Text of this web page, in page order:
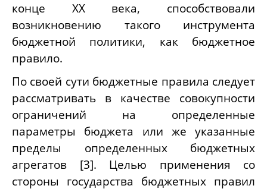
конце ХХ века, способствовали
возникновению такого инструмента
бюджетной политики, как бюджетное
правило.
По своей сути бюджетные правила следует
рассматривать в качестве совокупности
ограничений на определенные
параметры бюджета или же указанные
пределы определенных бюджетных
агрегатов [3]. Целью применения со
стороны государства бюджетных правил